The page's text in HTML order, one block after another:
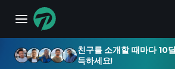
친구를 소개할 때마다 10
득하세요!